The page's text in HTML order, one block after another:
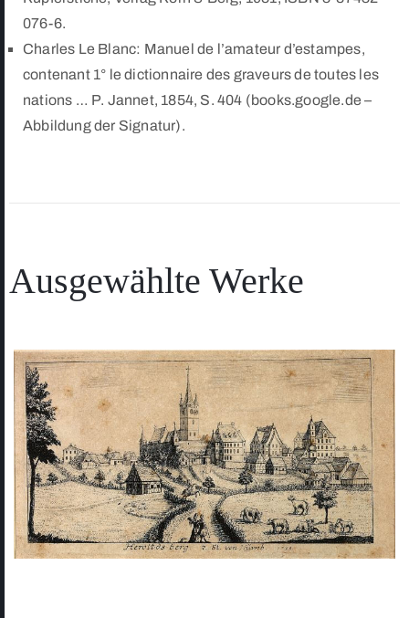
076-6.
Charles Le Blanc: Manuel de l’amateur d’estampes,
contenant 1° le dictionnaire des graveurs de toutes les
nations … P. Jannet, 1854, S. 404 (books.google.de –
Abbildung der Signatur).
Ausgewählte Werke